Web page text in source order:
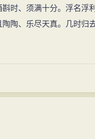
黄庭坚、米芾、蔡襄并
卿、杨凝式，而自成一
州后掣笔极有力。”
的吴宽，清代的张之洞
自当推（苏）为第一。”
书的代表作。这是一首
砍头的境地。幸亏北宋
权，而此时苏轼经此一
时、须满十分。浮名浮
陶、乐尽天真。几时归